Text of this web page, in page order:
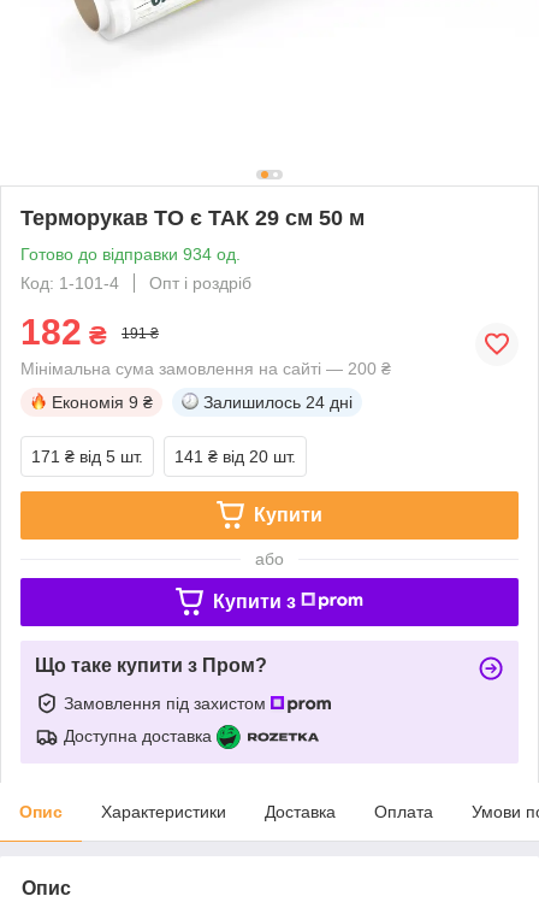
Терморукав ТО є ТАК 29 см 50 м
Готово до відправки 934 од.
Код: 1-101-4
Опт і роздріб
182 ₴ 191 ₴
Мінімальна сума замовлення на сайті — 200 ₴
Економія 9 ₴ Залишилось 24 дні
171 ₴ від 5 шт. 141 ₴ від 20 шт.
Купити
або
Купити з
Що таке купити з Пром?
Замовлення під захистом
Доступна доставка
Опис Характеристики Доставка Оплата Умови
Опис